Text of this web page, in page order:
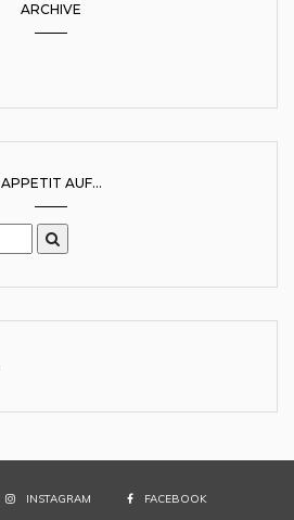
ARCHIVE
APPETIT AUF...
INSTAGRAM FACEBOOK